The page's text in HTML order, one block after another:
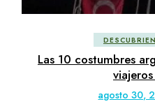
Las 10 costumbres
agosto 30,